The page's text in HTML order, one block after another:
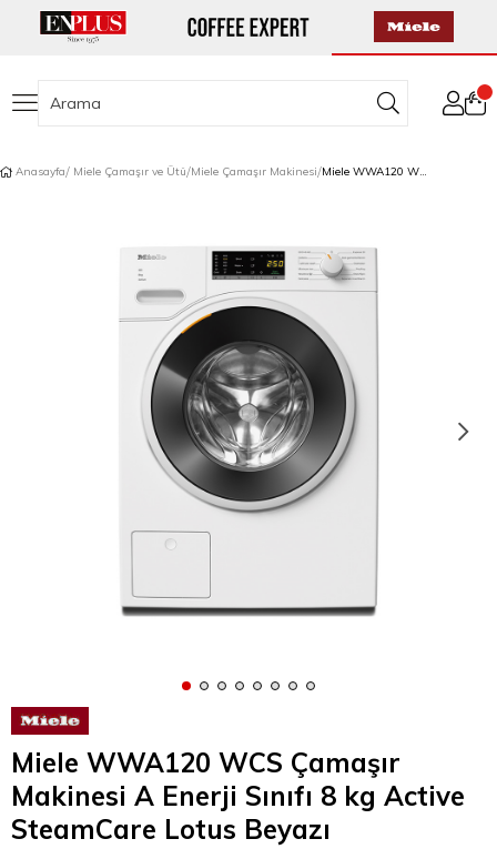
Anasayfa Miele Çamaşır ve Ütü Miele Çamaşır Makinesi Miele WWA120 WCS Çamaşır Makinesi A Enerji Sınıfı 8 kg Active SteamCare Lotus Beyazı
Miele WWA120 WCS Çamaşır
Makinesi A Enerji Sınıfı 8 kg Active
SteamCare Lotus Beyazı